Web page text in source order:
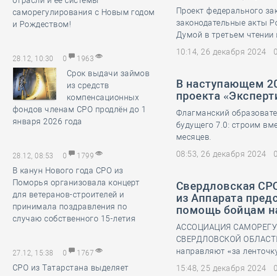
саморегулирования с Новым годом
и Рождеством!
28.12, 10:30 0 1963
Срок выдачи займов
из средств
компенсационных
фондов членам СРО продлён до 1
января 2026 года
28.12, 08:53 0 1799
В канун Нового года СРО из
Поморья организовала концерт
для ветеранов-строителей и
принимала поздравления по
случаю собственного 15-летия
27.12, 15:38 0 1767
СРО из Татарстана выделяет
Проект федерального
законодательные акты
Думой в третьем чтении
10:14, 26 декабря 2024
В наступающем
проекта
Флагманский
будущего 7.0: строим
месяцев.
08:53, 26 декабря 2024
Свердловская
из Аппарата
помощь бойцам
АССОЦИАЦИЯ
СВЕРДЛОВСКОЙ
направляют «за
15:48, 25 декабря 2024